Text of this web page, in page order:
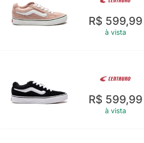
R$ 599,99
à vista
R$ 599,99
à vista